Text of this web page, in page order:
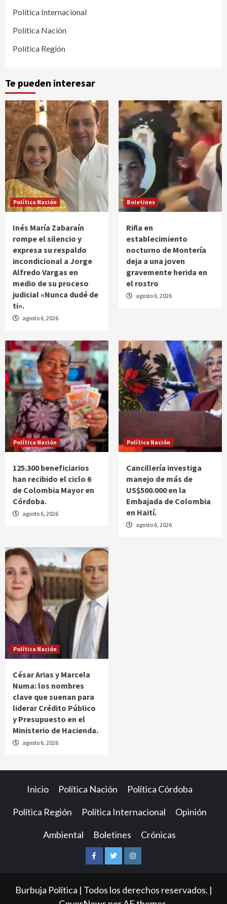
Política Internacional
Política Nación
Política Región
Te pueden interesar
Política Nación
Inés María Zabaraín
rompe el silencio y
expresa su respaldo
incondicional a Jorge
Alfredo Vargas en
medio de su proceso
judicial «Nunca dudé de
ti».
agosto 6, 2026
Boletines
Riña en
establecimiento
nocturno de Montería
deja a una joven
gravemente herida en
el rostro
agosto 6, 2026
Política Nación
125.300 beneficiarios
han recibido el ciclo 6
de Colombia Mayor en
Córdoba.
agosto 6, 2026
Política Nación
Cancillería investiga
manejo de más de
US$500.000 en la
Embajada de Colombia
en Haití.
agosto 6, 2026
Política Nación
César Arias y Marcela
Numa: los nombres
clave que suenan para
liderar Crédito Público
y Presupuesto en el
Ministerio de Hacienda.
agosto 6, 2026
Inicio Política Nación Política Córdoba
Política Región Política Internacional Opinión
Ambiental Boletines Crónicas
FacebookTwitterInstagram
Burbuja Política | Todos los derechos reservados. |